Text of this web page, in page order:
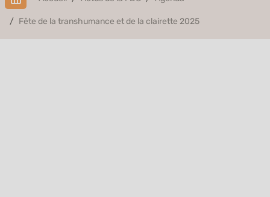
Fête de la transhumance et de la clairette 2025